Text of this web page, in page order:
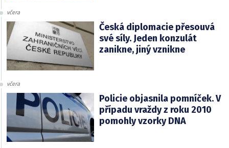
včera
Česká diplomacie přesouvá
své síly. Jeden konzulát
zanikne, jiný vznikne
včera
Policie objasnila pomníček. V
případu vraždy z roku 2010
pomohly vzorky DNA